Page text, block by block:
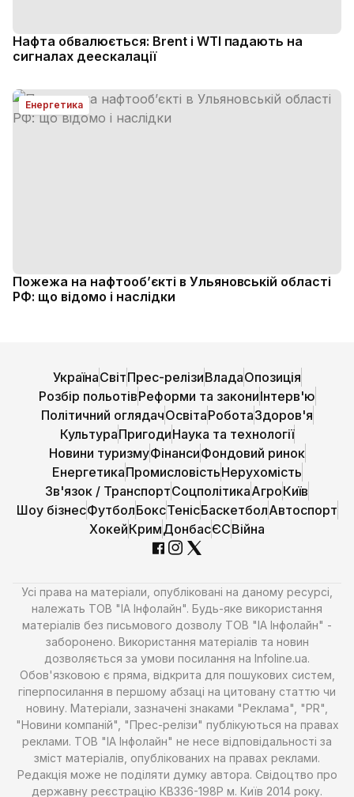
Нафта обвалюється: Brent і WTI падають на
сигналах деескалації
Енергетика
Пожежа на нафтооб’єкті в Ульяновській області
РФ: що відомо і наслідки
УкраїнаСвітПрес-релізиВладаОпозиція
Розбір польотівРеформи та закониІнтерв'ю
Політичний оглядачОсвітаРоботаЗдоров'я
КультураПригодиНаука та технології
Новини туризмуФінансиФондовий ринок
ЕнергетикаПромисловістьНерухомість
Зв'язок / ТранспортСоцполітикаАгроКиїв
Шоу бізнесФутболБоксТенісБаскетболАвтоспорт
ХокейКримДонбасЄСВійна
Усі права на матеріали, опубліковані на даному ресурсі,
належать ТОВ "ІА Інфолайн". Будь-яке використання
матеріалів без письмового дозволу ТОВ "ІА Інфолайн" -
заборонено. Використання матеріалів та новин
дозволяється за умови посилання на Infoline.ua.
Обов'язковою є пряма, відкрита для пошукових систем,
гіперпосилання в першому абзаці на цитовану статтю чи
новину. Матеріали, зазначені знаками "Реклама", "PR",
"Новини компаній", "Прес-релізи" публікуються на правах
реклами. ТОВ "ІА Інфолайн" не несе відповідальності за
зміст матеріалів, опублікованих на правах реклами.
Редакція може не поділяти думку автора. Свідоцтво про
державну реєстрацію КВ336-198Р м. Київ 2014 року.